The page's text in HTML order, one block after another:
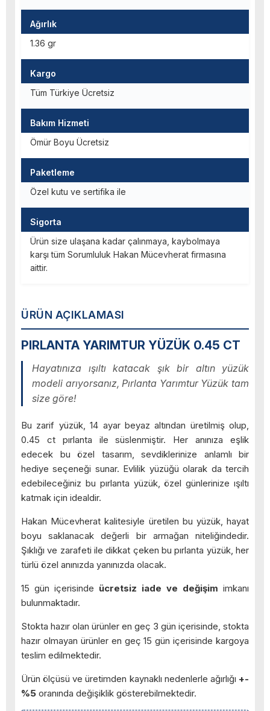
ÜRÜN AÇIKLAMASI
PIRLANTA YARIMTUR YÜZÜK 0.45 CT
Hayatınıza ışıltı katacak şık bir altın yüzük
modeli arıyorsanız, Pırlanta Yarımtur Yüzük tam
size göre!
Bu zarif yüzük, 14 ayar beyaz altından üretilmiş olup,
0.45 ct pırlanta ile süslenmiştir. Her anınıza eşlik
edecek bu özel tasarım, sevdiklerinize anlamlı bir
hediye seçeneği sunar. Evlilik yüzüğü olarak da tercih
edebileceğiniz bu pırlanta yüzük, özel günlerinize ışıltı
katmak için idealdir.
Hakan Mücevherat kalitesiyle üretilen bu yüzük, hayat
boyu saklanacak değerli bir armağan niteliğindedir.
Şıklığı ve zarafeti ile dikkat çeken bu pırlanta yüzük, her
türlü özel anınızda yanınızda olacak.
15 gün içerisinde ücretsiz iade ve değişim imkanı
bulunmaktadır.
Stokta hazır olan ürünler en geç 3 gün içerisinde, stokta
hazır olmayan ürünler en geç 15 gün içerisinde kargoya
teslim edilmektedir.
Ürün ölçüsü ve üretimden kaynaklı nedenlerle ağırlığı +-
%5 oranında değişiklik gösterebilmektedir.
Ağırlık
1.36 gr
Kargo
Tüm Türkiye Ücretsiz
Bakım Hizmeti
Ömür Boyu Ücretsiz
Paketleme
Özel kutu ve sertifika ile
Sigorta
Ürün size ulaşana kadar çalınmaya, kaybolmaya
karşı tüm Sorumluluk Hakan Mücevherat firmasına
aittir.